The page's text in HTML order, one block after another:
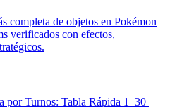
completa de objetos en Pokémon
verificados con efectos,